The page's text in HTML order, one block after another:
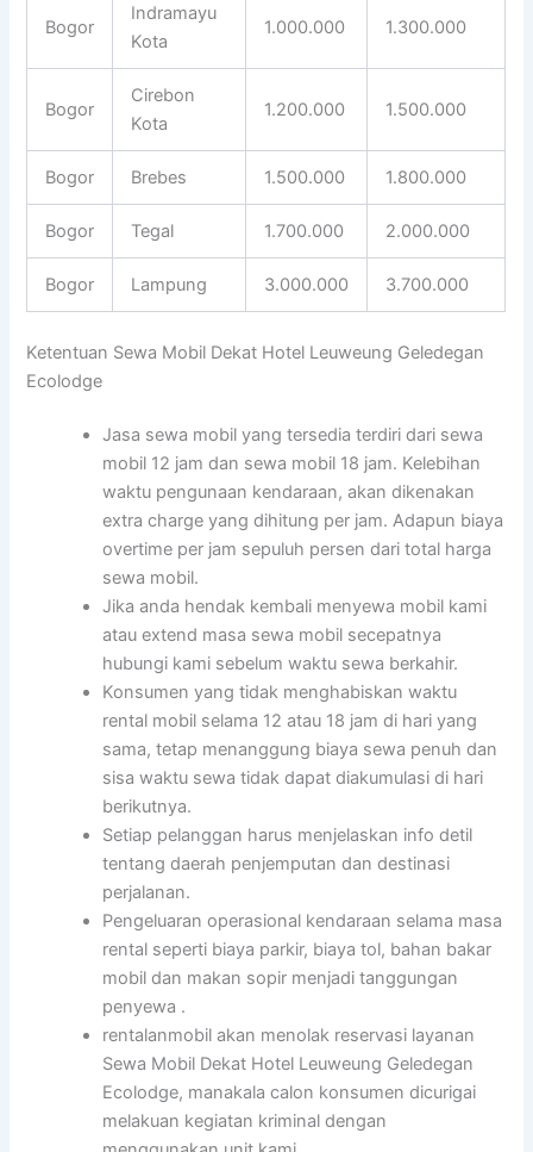
Bogor
Indramayu
Kota
1.000.000 1.300.000
Bogor
Cirebon
Kota
1.200.000 1.500.000
Bogor Brebes 1.500.000 1.800.000
Bogor Tegal 1.700.000 2.000.000
Bogor Lampung 3.000.000 3.700.000
Ketentuan Sewa Mobil Dekat Hotel Leuweung Geledegan
Ecolodge
Jasa sewa mobil yang tersedia terdiri dari sewa
mobil 12 jam dan sewa mobil 18 jam. Kelebihan
waktu pengunaan kendaraan, akan dikenakan
extra charge yang dihitung per jam. Adapun biaya
overtime per jam sepuluh persen dari total harga
sewa mobil.
Jika anda hendak kembali menyewa mobil kami
atau extend masa sewa mobil secepatnya
hubungi kami sebelum waktu sewa berkahir.
Konsumen yang tidak menghabiskan waktu
rental mobil selama 12 atau 18 jam di hari yang
sama, tetap menanggung biaya sewa penuh dan
sisa waktu sewa tidak dapat diakumulasi di hari
berikutnya.
Setiap pelanggan harus menjelaskan info detil
tentang daerah penjemputan dan destinasi
perjalanan.
Pengeluaran operasional kendaraan selama masa
rental seperti biaya parkir, biaya tol, bahan bakar
mobil dan makan sopir menjadi tanggungan
penyewa .
rentalanmobil akan menolak reservasi layanan
Sewa Mobil Dekat Hotel Leuweung Geledegan
Ecolodge, manakala calon konsumen dicurigai
melakuan kegiatan kriminal dengan